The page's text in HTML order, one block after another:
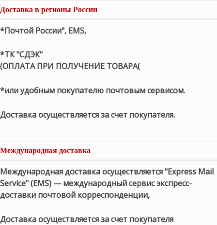
Доставка в регионы России
*Почтой России", EMS,
*ТК "СДЭК"
(ОПЛАТА ПРИ ПОЛУЧЕНИЕ ТОВАРА(
*или удобным покупателю почтовым сервисом.
Доставка осуществляется за счет покупателя.
Международная доставка
Международная доставка осуществляется "Express Mail
Service" (EMS) — международный сервис экспресс-
доставки почтовой корреспонденции,
Доставка осуществляется за счет покупателя